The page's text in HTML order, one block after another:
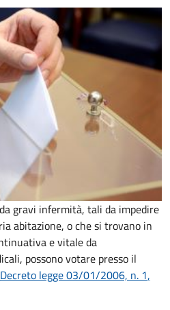
gravi infermità, tali da impedire
abitazione, o che si trovano in
e vitale da
possono votare presso il
Decreto legge 03/01/2006, n. 1,